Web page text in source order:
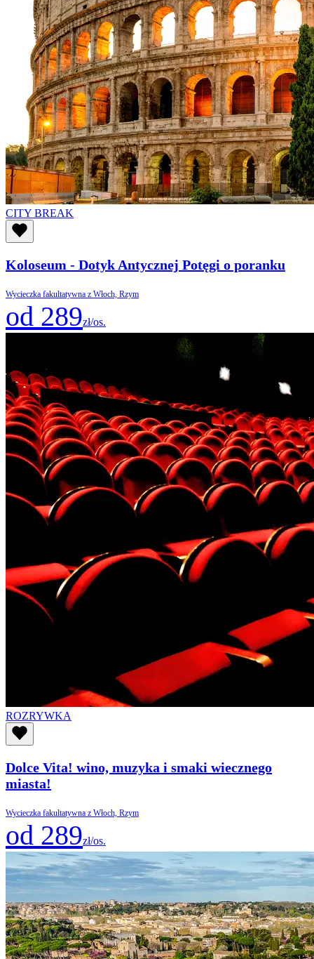
CITY BREAK
Koloseum - Dotyk Antycznej Potęgi o poranku
Wycieczka fakultatywna z Włoch, Rzym
od 289zł/os.
ROZRYWKA
Dolce Vita! wino, muzyka i smaki wiecznego
miasta!
Wycieczka fakultatywna z Włoch, Rzym
od 289zł/os.